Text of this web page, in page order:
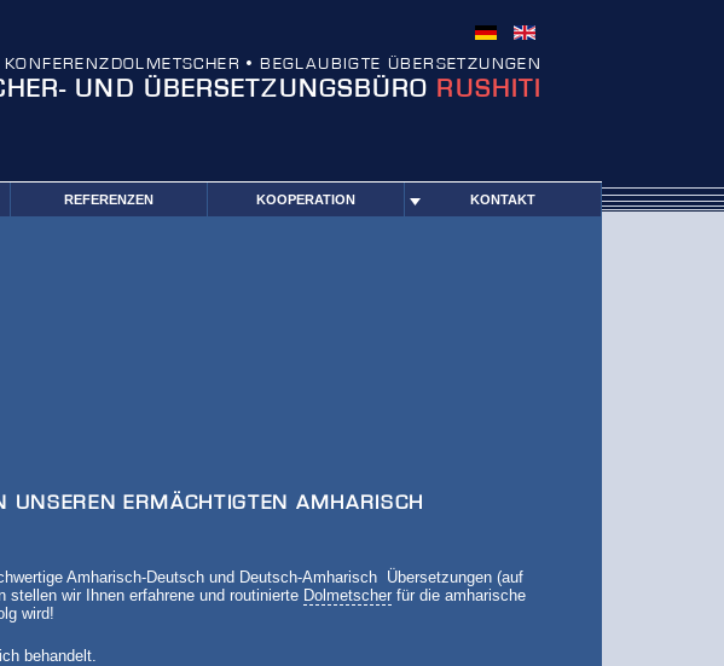
• BEGLAUBIGTE ÜBERSETZUNGEN
UND ÜBERSETZUNGSBÜRO RUSHITI
REFERENZEN KOOPERATION KONTAKT
UNSEREN ERMÄCHTIGTEN AMHARISCH
Amharisch-Deutsch und Deutsch-Amharisch Übersetzungen (auf
stellen wir Ihnen erfahrene und routinierte Dolmetscherfür die amharische
wird!
behandelt.